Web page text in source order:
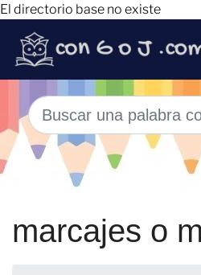
El directorio base no existe
marcajes o